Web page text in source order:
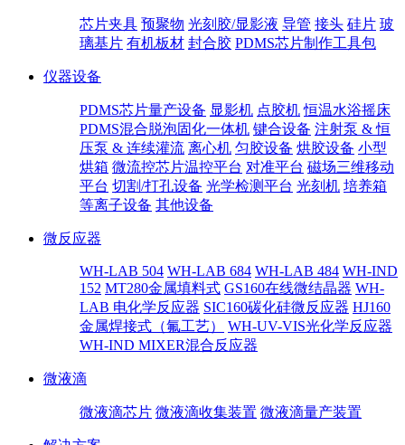
芯片夹具 预聚物 光刻胶/显影液 导管 接头 硅片 玻
璃基片 有机板材 封合胶 PDMS芯片制作工具包
仪器设备
PDMS芯片量产设备 显影机 点胶机 恒温水浴摇床
PDMS混合脱泡固化一体机 键合设备 注射泵 & 恒
压泵 & 连续灌流 离心机 匀胶设备 烘胶设备 小型
烘箱 微流控芯片温控平台 对准平台 磁场三维移动
平台 切割/打孔设备 光学检测平台 光刻机 培养箱
等离子设备 其他设备
微反应器
WH-LAB 504 WH-LAB 684 WH-LAB 484 WH-IND
152 MT280金属填料式 GS160在线微结晶器 WH-
LAB 电化学反应器 SIC160碳化硅微反应器 HJ160
金属焊接式（氟工艺）
WH-UV-VIS光化学反应器
WH-IND MIXER混合反应器
微液滴
微液滴芯片 微液滴收集装置 微液滴量产装置